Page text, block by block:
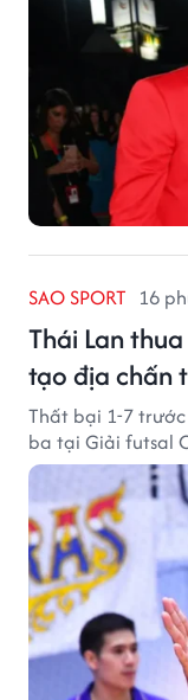
SAO SPORT 16
Thái Lan
tạo địa chấn
Thất bại 1-7
ba tại Giải futsal